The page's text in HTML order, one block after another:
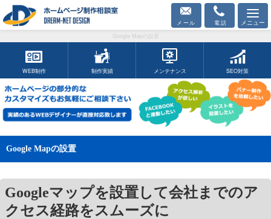
Google Mapの設置
電話
Google Mapの設置
Googleマップを設置して会社までのア
クセス経路をスムーズに